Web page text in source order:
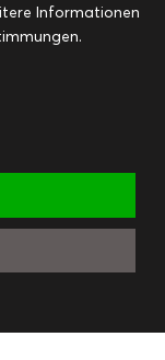
Resteküche
EMAIL
Digital IT Solutions
Informationen